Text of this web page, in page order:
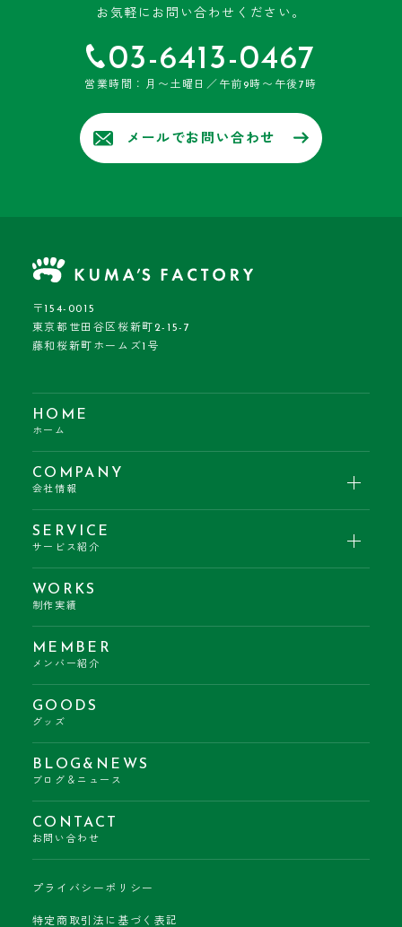
お気軽にお問い合わせください。
03-6413-0467
営業時間：月〜土曜日／午前9時〜午後7時
メールでお問い合わせ
〒154-0015
東京都世田谷区桜新町2-15-7
藤和桜新町ホームズ1号
HOME
ホーム
COMPANY
会社情報
SERVICE
サービス紹介
WORKS
制作実績
MEMBER
メンバー紹介
GOODS
グッズ
BLOG&NEWS
ブログ＆ニュース
CONTACT
お問い合わせ
プライバシーポリシー
特定商取引法に基づく表記